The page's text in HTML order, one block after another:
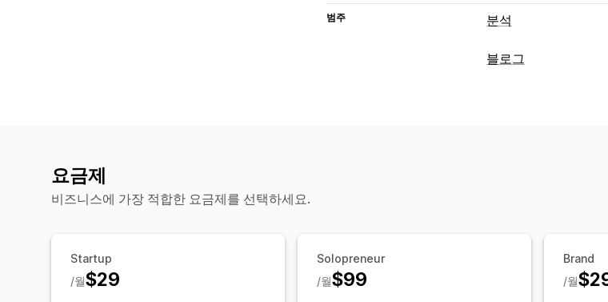
범주 분석
고객 행동
블로그
사용자 지정 브랜딩
요금제
비즈니스에 가장 적합한 요금제를 선택하세요.
Startup
$29
/월
Solopreneur
$99
/월
Brand
/월